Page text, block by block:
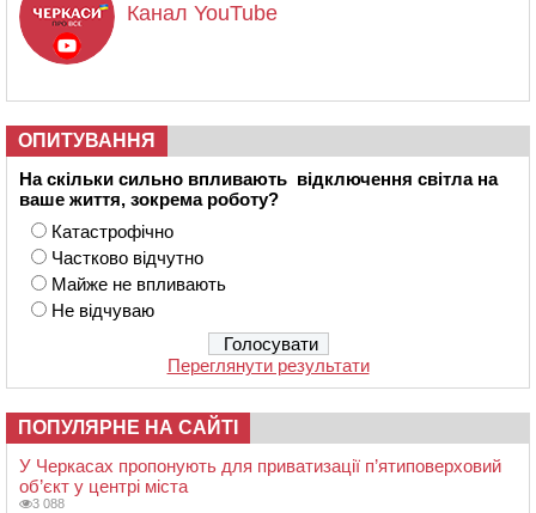
Канал YouTube
ОПИТУВАННЯ
На скільки сильно впливають відключення світла на
ваше життя, зокрема роботу?
Катастрофічно
Частково відчутно
Майже не впливають
Не відчуваю
Переглянути результати
ПОПУЛЯРНЕ НА САЙТІ
У Черкасах пропонують для приватизації п’ятиповерховий
об’єкт у центрі міста
3 088